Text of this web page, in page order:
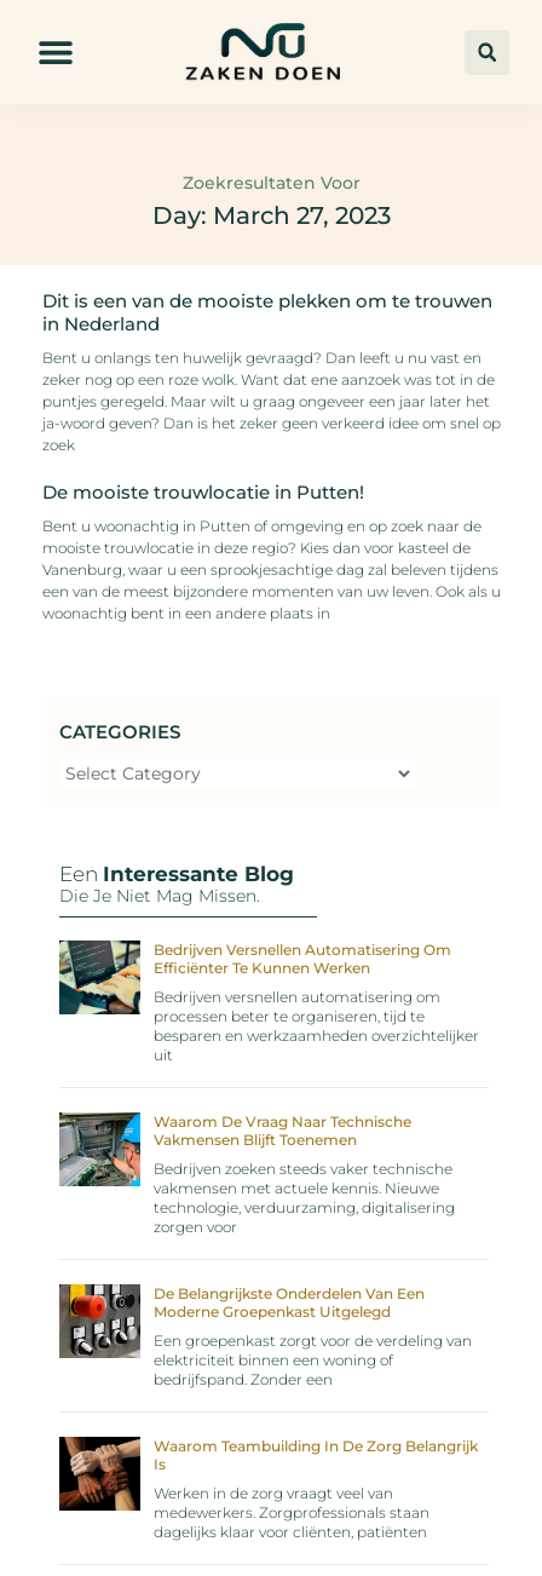
Zoekresultaten Voor
Day: March 27, 2023
Dit is een van de mooiste plekken om te trouwen
in Nederland
Bent u onlangs ten huwelijk gevraagd? Dan leeft u nu vast en
zeker nog op een roze wolk. Want dat ene aanzoek was tot in de
puntjes geregeld. Maar wilt u graag ongeveer een jaar later het
ja-woord geven? Dan is het zeker geen verkeerd idee om snel op
zoek
De mooiste trouwlocatie in Putten!
Bent u woonachtig in Putten of omgeving en op zoek naar de
mooiste trouwlocatie in deze regio? Kies dan voor kasteel de
Vanenburg, waar u een sprookjesachtige dag zal beleven tijdens
een van de meest bijzondere momenten van uw leven. Ook als u
woonachtig bent in een andere plaats in
CATEGORIES
Een Interessante Blog
Die Je Niet Mag Missen.
Bedrijven Versnellen Automatisering Om
Efficiënter Te Kunnen Werken
Bedrijven versnellen automatisering om
processen beter te organiseren, tijd te
besparen en werkzaamheden overzichtelijker
uit
Waarom De Vraag Naar Technische
Vakmensen Blijft Toenemen
Bedrijven zoeken steeds vaker technische
vakmensen met actuele kennis. Nieuwe
technologie, verduurzaming, digitalisering
zorgen voor
De Belangrijkste Onderdelen Van Een
Moderne Groepenkast Uitgelegd
Een groepenkast zorgt voor de verdeling van
elektriciteit binnen een woning of
bedrijfspand. Zonder een
Waarom Teambuilding In De Zorg Belangrijk
Is
Werken in de zorg vraagt veel van
medewerkers. Zorgprofessionals staan
dagelijks klaar voor cliënten, patiënten